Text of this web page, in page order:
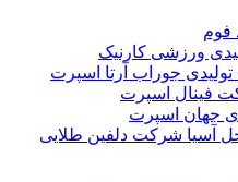
فوم
ورزشی کارنیک
تولیدی جوراب آرتا اسپرت
فینال اسپرت
جهان اسپرت
شرکت دلفین طلایی